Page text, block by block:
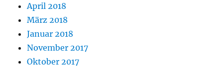
April 2018
März 2018
Januar 2018
November 2017
Oktober 2017